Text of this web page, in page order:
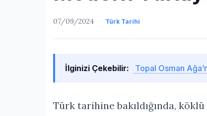
07/09/2024 Türk Tarihi
İlginizi Çekebilir: Topal Osman
Türk tarihine bakıldığında,